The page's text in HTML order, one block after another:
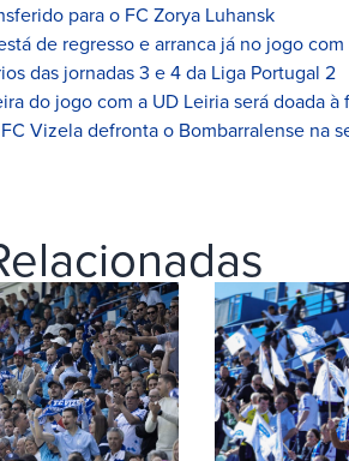
para o FC Zorya Luhansk
de regresso e arranca já no jogo com
das jornadas 3 e 4 da Liga Portugal 2
do jogo com a UD Leiria será doada
Vizela defronta o Bombarralense na